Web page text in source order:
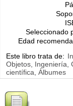
Seleccionado
Edad
Este libro trata de:
Objetos, Ingeniería,
científica, Álbumes